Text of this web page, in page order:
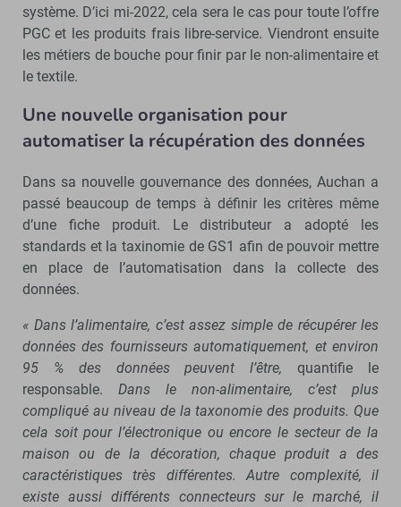
système. D’ici mi-2022, cela sera le cas pour toute l’offre
PGC et les produits frais libre-service. Viendront ensuite
les métiers de bouche pour finir par le non-alimentaire et
le textile.
Une nouvelle organisation pour
automatiser la récupération des données
Dans sa nouvelle gouvernance des données, Auchan a
passé beaucoup de temps à définir les critères même
d’une fiche produit. Le distributeur a adopté les
standards et la taxinomie de GS1 afin de pouvoir mettre
en place de l’automatisation dans la collecte des
données.
« Dans l’alimentaire, c’est assez simple de récupérer les
données des fournisseurs automatiquement, et environ
95 % des données peuvent l’être, quantifie le
responsable. Dans le non-alimentaire, c’est plus
compliqué au niveau de la taxonomie des produits. Que
cela soit pour l’électronique ou encore le secteur de la
maison ou de la décoration, chaque produit a des
caractéristiques très différentes. Autre complexité, il
existe aussi différents connecteurs sur le marché, il